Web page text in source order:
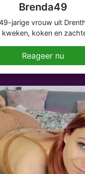
Brenda49
jarige vrouw uit
kweken, koken en
Reageer nu